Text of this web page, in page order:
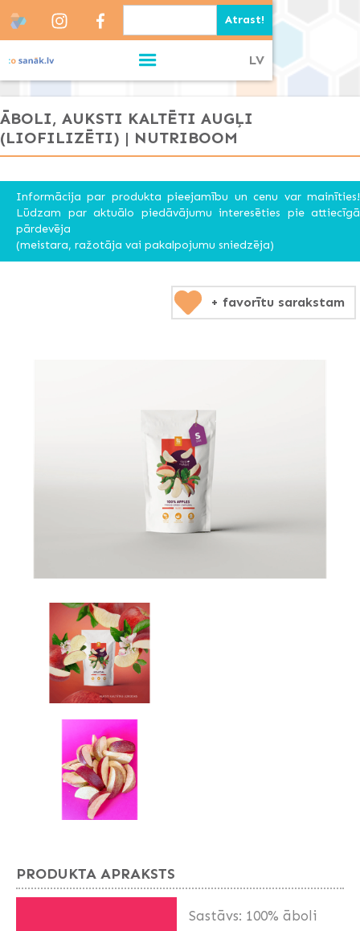
LV
ĀBOLI, AUKSTI KALTĒTI AUGĻI
(LIOFILIZĒTI) | NUTRIBOOM
Informācija par produkta pieejamību un cenu var mainīties!
Lūdzam par aktuālo piedāvājumu interesēties pie attiecīgā
pārdevēja
(meistara, ražotāja vai pakalpojumu sniedzēja)
+ favorītu sarakstam
PRODUKTA APRAKSTS
Sastāvs: 100% āboli